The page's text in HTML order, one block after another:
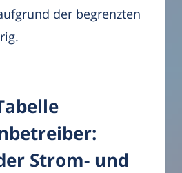
der begrenzten
Strom- und